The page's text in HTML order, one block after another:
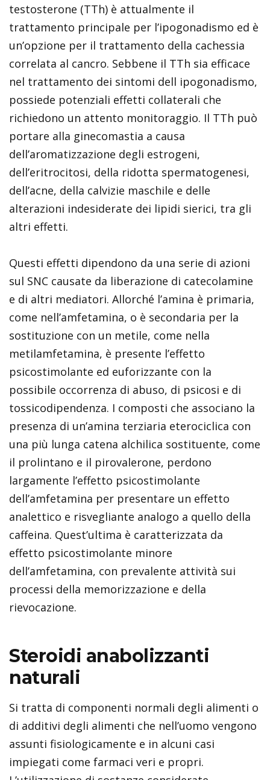
testosterone (TTh) è attualmente il
trattamento principale per l’ipogonadismo ed è
un’opzione per il trattamento della cachessia
correlata al cancro. Sebbene il TTh sia efficace
nel trattamento dei sintomi dell ipogonadismo,
possiede potenziali effetti collaterali che
richiedono un attento monitoraggio. Il TTh può
portare alla ginecomastia a causa
dell’aromatizzazione degli estrogeni,
dell’eritrocitosi, della ridotta spermatogenesi,
dell’acne, della calvizie maschile e delle
alterazioni indesiderate dei lipidi sierici, tra gli
altri effetti.
Questi effetti dipendono da una serie di azioni
sul SNC causate da liberazione di catecolamine
e di altri mediatori. Allorché l’amina è primaria,
come nell’amfetamina, o è secondaria per la
sostituzione con un metile, come nella
metilamfetamina, è presente l’effetto
psicostimolante ed euforizzante con la
possibile occorrenza di abuso, di psicosi e di
tossicodipendenza. I composti che associano la
presenza di un’amina terziaria eterociclica con
una più lunga catena alchilica sostituente, come
il prolintano e il pirovalerone, perdono
largamente l’effetto psicostimolante
dell’amfetamina per presentare un effetto
analettico e risvegliante analogo a quello della
caffeina. Quest’ultima è caratterizzata da
effetto psicostimolante minore
dell’amfetamina, con prevalente attività sui
processi della memorizzazione e della
rievocazione.
Steroidi anabolizzanti
naturali
Si tratta di componenti normali degli alimenti o
di additivi degli alimenti che nell’uomo vengono
assunti fisiologicamente e in alcuni casi
impiegati come farmaci veri e propri.